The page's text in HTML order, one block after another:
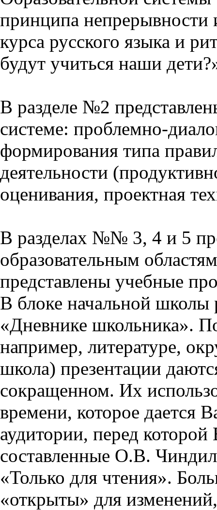
принципа непрерывности
курса русского языка и
будут учиться наши
В разделе №2
системе: проблемно-
формирования типа
деятельности
оценивания, проектная
В разделах №№ 3, 4 и 5
образовательным
представлены учебные
В блоке начальной школы
«Дневнике школьника».
например, литературе,
школа) презентации
сокращенном. Их
времени, которое дается
аудитории, перед
составленные О.В.
«Только для чтения».
«открыты» для